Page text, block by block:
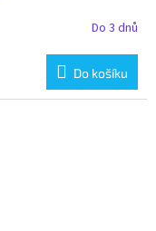
Do 3 dnů
Do košíku